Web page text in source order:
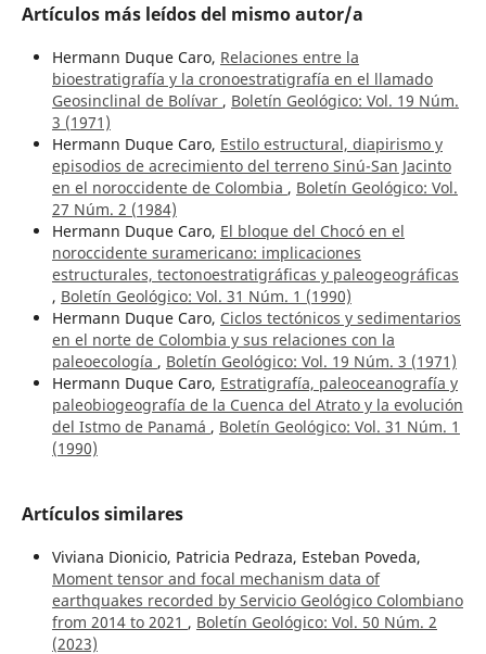
Artículos más leídos del mismo autor/a
Hermann Duque Caro, Relaciones entre la
bioestratigrafía y la cronoestratigrafía en el llamado
Geosinclinal de Bolívar , Boletín Geológico: Vol. 19 Núm.
3 (1971)
Hermann Duque Caro, Estilo estructural, diapirismo y
episodios de acrecimiento del terreno Sinú-San Jacinto
en el noroccidente de Colombia , Boletín Geológico: Vol.
27 Núm. 2 (1984)
Hermann Duque Caro, El bloque del Chocó en el
noroccidente suramericano: implicaciones
estructurales, tectonoestratigráficas y paleogeográficas
, Boletín Geológico: Vol. 31 Núm. 1 (1990)
Hermann Duque Caro, Ciclos tectónicos y sedimentarios
en el norte de Colombia y sus relaciones con la
paleoecología , Boletín Geológico: Vol. 19 Núm. 3 (1971)
Hermann Duque Caro, Estratigrafía, paleoceanografía y
paleobiogeografía de la Cuenca del Atrato y la evolución
del Istmo de Panamá , Boletín Geológico: Vol. 31 Núm. 1
(1990)
Artículos similares
Viviana Dionicio, Patricia Pedraza, Esteban Poveda,
Moment tensor and focal mechanism data of
earthquakes recorded by Servicio Geológico Colombiano
from 2014 to 2021 , Boletín Geológico: Vol. 50 Núm. 2
(2023)